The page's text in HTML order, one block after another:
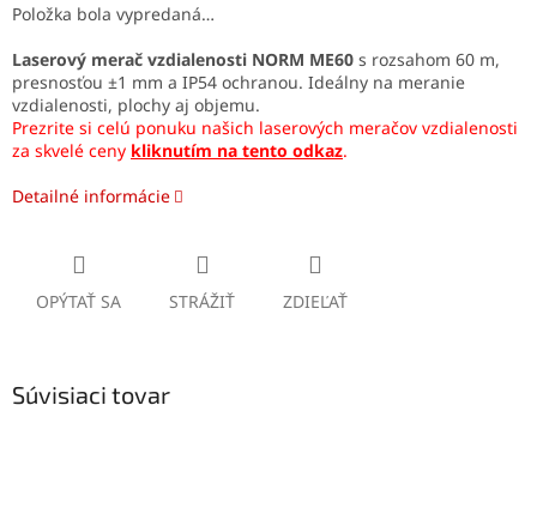
Položka bola vypredaná…
Laserový merač vzdialenosti NORM ME60 s rozsahom 60 m,
presnosťou ±1 mm a IP54 ochranou. Ideálny na meranie
vzdialenosti, plochy aj objemu.
Prezrite si celú ponuku našich laserových meračov vzdialenosti
za skvelé ceny kliknutím na tento odkaz.
Detailné informácie
OPÝTAŤ SA STRÁŽIŤ ZDIEĽAŤ
Súvisiaci tovar